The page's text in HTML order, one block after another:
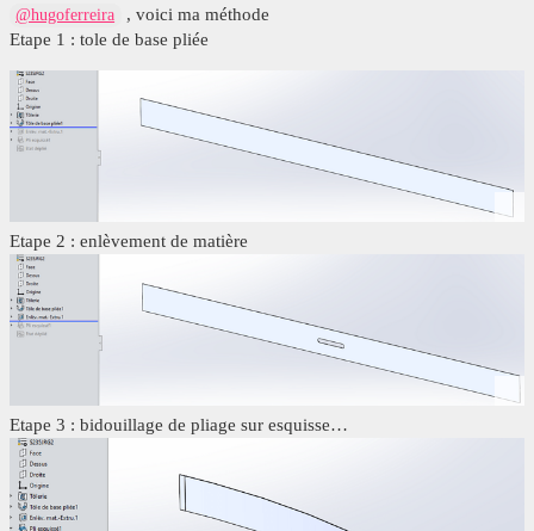
@hugoferreira
, voici ma méthode
Etape 1 : tole de base pliée
Etape 2 : enlèvement de matière
Etape 3 : bidouillage de pliage sur esquisse…